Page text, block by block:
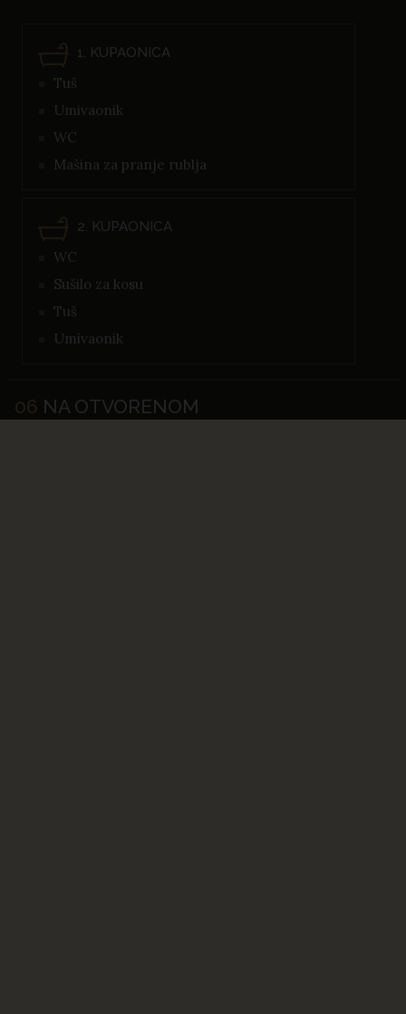
1. KUPAONICA
Tuš
Umivaonik
WC
Mašina za pranje rublja
2. KUPAONICA
WC
Sušilo za kosu
Tuš
Umivaonik
06 NA OTVORENOM